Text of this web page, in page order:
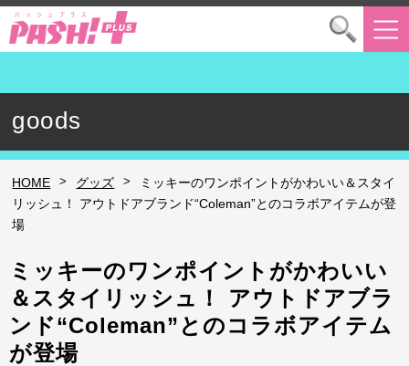
goods
HOME > グッズ >
ミッキーのワンポイントがかわいい＆スタイ
リッシュ！ アウトドアブランド“Coleman”とのコラボアイテムが登
場
ミッキーのワンポイントがかわいい
＆スタイリッシュ！ アウトドアブラ
ンド“Coleman”とのコラボアイテム
が登場